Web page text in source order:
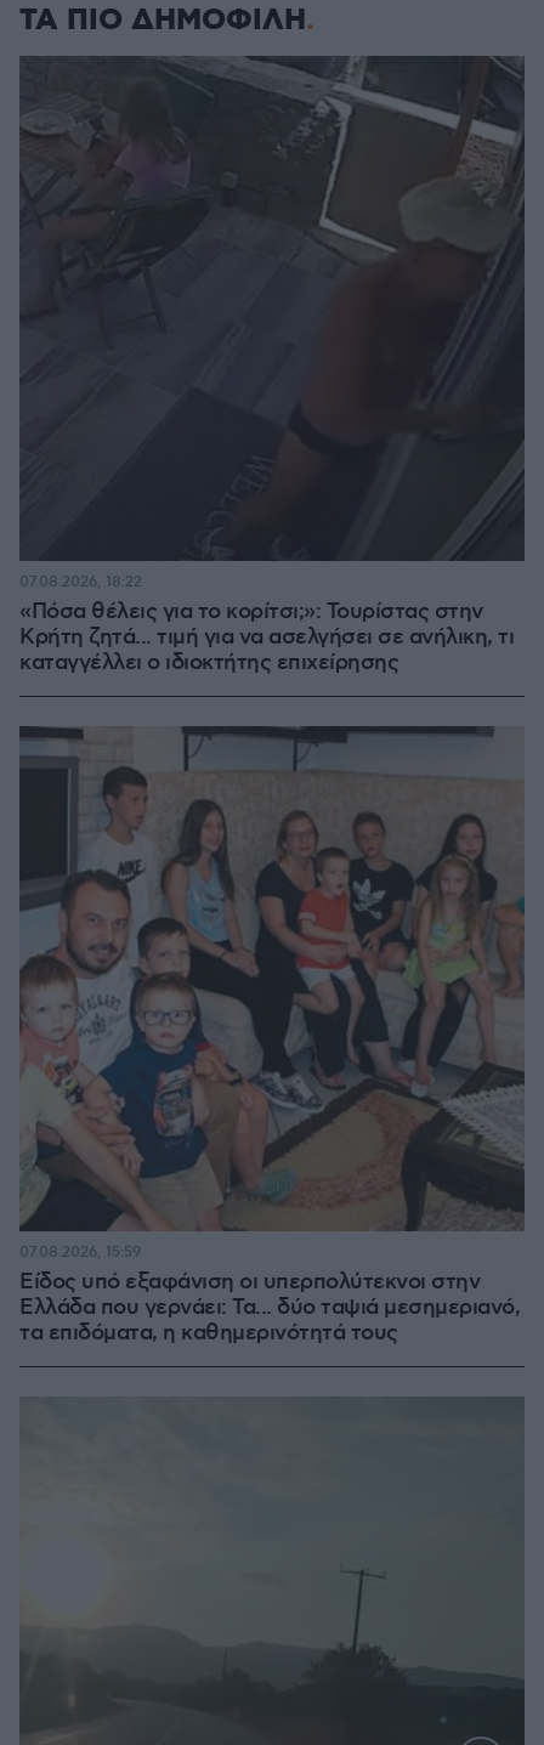
ΤΑ ΠΙΟ ΔΗΜΟΦΙΛΗ
«Πόσα θέλεις για το κορίτσι;»: Τουρίστας στην
Κρήτη ζητά... τιμή για να ασελγήσει σε ανήλικη, τι
καταγγέλλει ο ιδιοκτήτης επιχείρησης
07.08.2026, 18:22
Είδος υπό εξαφάνιση οι υπερπολύτεκνοι στην
Ελλάδα που γερνάει: Τα... δύο ταψιά μεσημεριανό,
τα επιδόματα, η καθημερινότητά τους
07.08.2026, 15:59